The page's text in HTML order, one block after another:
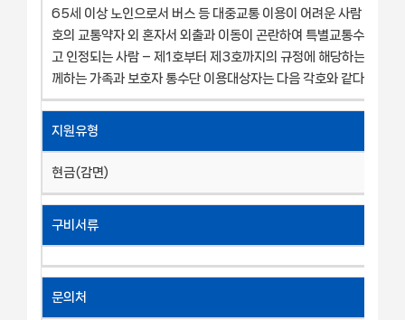
65세 이상 노인으로서 버스 등 대중교통 이용이 어려운 사람 – 제1
호의 교통약자 외 혼자서 외출과 이동이 곤란하여 특별교통수단이
고 인정되는 사람 – 제1호부터 제3호까지의 규정에 해당하는 교통
께하는 가족과 보호자 통수단 이용대상자는 다음 각호와 같다.
지원유형
현금(감면)
구비서류
문의처